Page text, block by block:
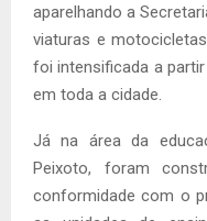
aparelhando a
viaturas e
foi intensificada a
em toda a cidade.
Já na área da
Peixoto, foram
conformidade com o